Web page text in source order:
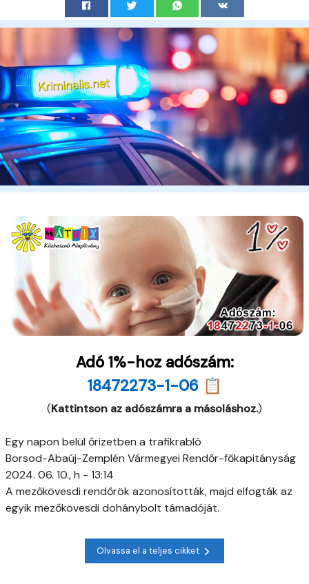
Adó 1%-hoz adószám:
18472273-1-06 📋
(Kattintson az adószámra a másoláshoz.)
Egy napon belül őrizetben a trafikrabló
Borsod-Abaúj-Zemplén Vármegyei Rendőr-főkapitányság
2024. 06. 10., h - 13:14
A mezőkövesdi rendőrök azonosították, majd elfogták az
egyik mezőkövesdi dohánybolt támadóját.
Olvassa el a teljes cikket